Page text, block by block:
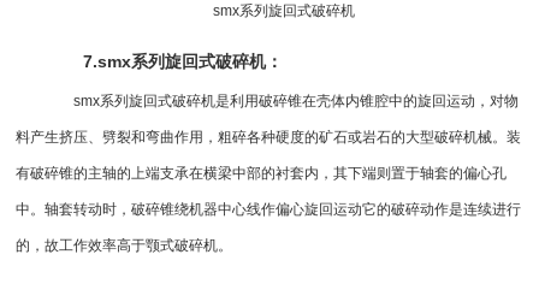
smx系列旋回式破碎机
7.smx系列旋回式破碎机：
smx系列旋回式破碎机是利用破碎锥在壳体内锥腔中的旋回运动，对物
料产生挤压、劈裂和弯曲作用，粗碎各种硬度的矿石或岩石的大型破碎机械。装
有破碎锥的主轴的上端支承在横梁中部的衬套内，其下端则置于轴套的偏心孔
中。轴套转动时，破碎锥绕机器中心线作偏心旋回运动它的破碎动作是连续进行
的，故工作效率高于颚式破碎机。